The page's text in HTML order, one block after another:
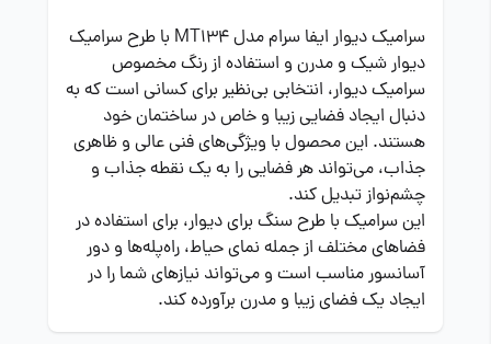
سرامیک دیوار ایفا سرام مدل MT134 با طرح سرامیک
دیوار شیک و مدرن و استفاده از رنگ مخصوص
سرامیک دیوار، انتخابی بی‌نظیر برای کسانی است که به
دنبال ایجاد فضایی زیبا و خاص در ساختمان خود
هستند. این محصول با ویژگی‌های فنی عالی و ظاهری
جذاب، می‌تواند هر فضایی را به یک نقطه جذاب و
چشم‌نواز تبدیل کند.
این سرامیک با طرح سنگ برای دیوار، برای استفاده در
فضاهای مختلف از جمله نمای حیاط، راه‌پله‌ها و دور
آسانسور مناسب است و می‌تواند نیازهای شما را در
ایجاد یک فضای زیبا و مدرن برآورده کند.